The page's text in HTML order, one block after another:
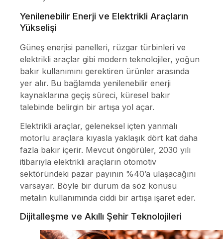
Yenilenebilir Enerji ve Elektrikli Araçların
Yükselişi
Güneş enerjisi panelleri, rüzgar türbinleri ve
elektrikli araçlar gibi modern teknolojiler, yoğun
bakır kullanımını gerektiren ürünler arasında
yer alır. Bu bağlamda yenilenebilir enerji
kaynaklarına geçiş süreci, küresel bakır
talebinde belirgin bir artışa yol açar.
Elektrikli araçlar, geleneksel içten yanmalı
motorlu araçlara kıyasla yaklaşık dört kat daha
fazla bakır içerir. Mevcut öngörüler, 2030 yılı
itibarıyla elektrikli araçların otomotiv
sektöründeki pazar payının %40’a ulaşacağını
varsayar. Böyle bir durum da söz konusu
metalin kullanımında ciddi bir artışa işaret eder.
Dijitalleşme ve Akıllı Şehir Teknolojileri